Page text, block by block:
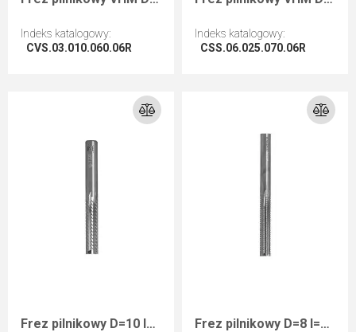
Indeks katalogowy:
CVS.03.010.060.06R
Indeks katalogowy:
CSS.06.025.070.06R
Frez pilnikowy D=10 I=45 L=90 S=10 RH wykańczający kompozyty Frez pilnikowy D=8 I=45 L=90 S=8 RH wykańczający kompozyty